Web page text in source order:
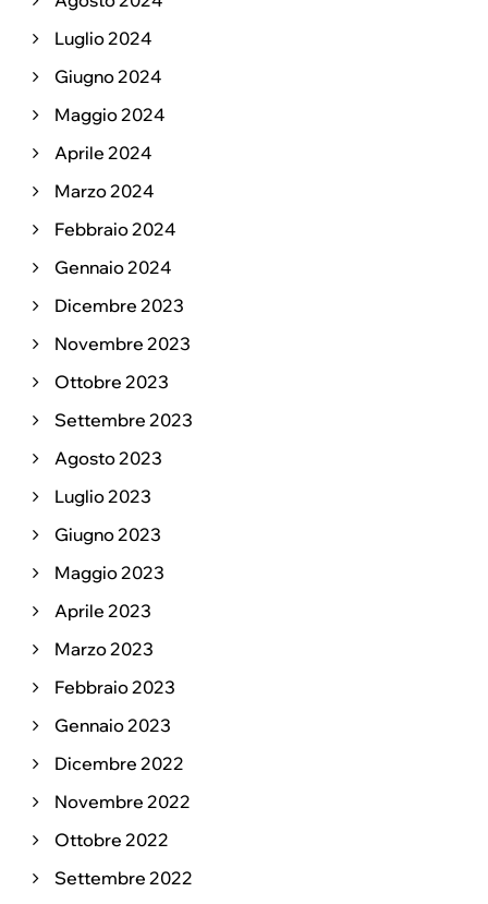
Luglio 2024
Giugno 2024
Maggio 2024
Aprile 2024
Marzo 2024
Febbraio 2024
Gennaio 2024
Dicembre 2023
Novembre 2023
Ottobre 2023
Settembre 2023
Agosto 2023
Luglio 2023
Giugno 2023
Maggio 2023
Aprile 2023
Marzo 2023
Febbraio 2023
Gennaio 2023
Dicembre 2022
Novembre 2022
Ottobre 2022
Settembre 2022